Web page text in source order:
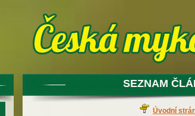
SEZNAM
Úvodní